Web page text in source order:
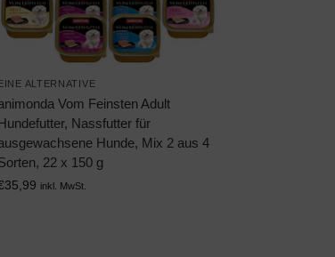
ALTERNATIVE
Vom Feinsten Adult
Nassfutter für
Hunde, Mix 2 aus 4
22 x 150 g
35,99 inkl. MwSt.